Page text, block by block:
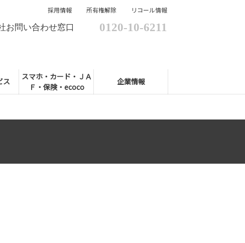
お問い合わせ窓口 0120-10-6211
ス
スマホ・カード・ＪＡ
Ｆ・保険・ecoco
企業情報
採用情報 所有権解除 リコール情報